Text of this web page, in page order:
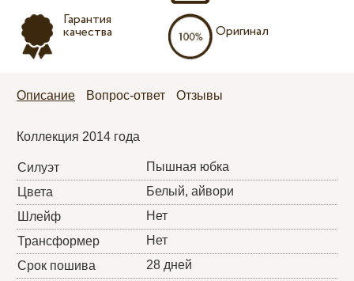
Гарантия
качества Оригинал
Описание Вопрос-ответ Отзывы
Коллекция 2014 года
Силуэт
Пышная юбка
Цвета
Белый, айвори
Шлейф
Нет
Трансформер
Нет
Срок пошива
28 дней